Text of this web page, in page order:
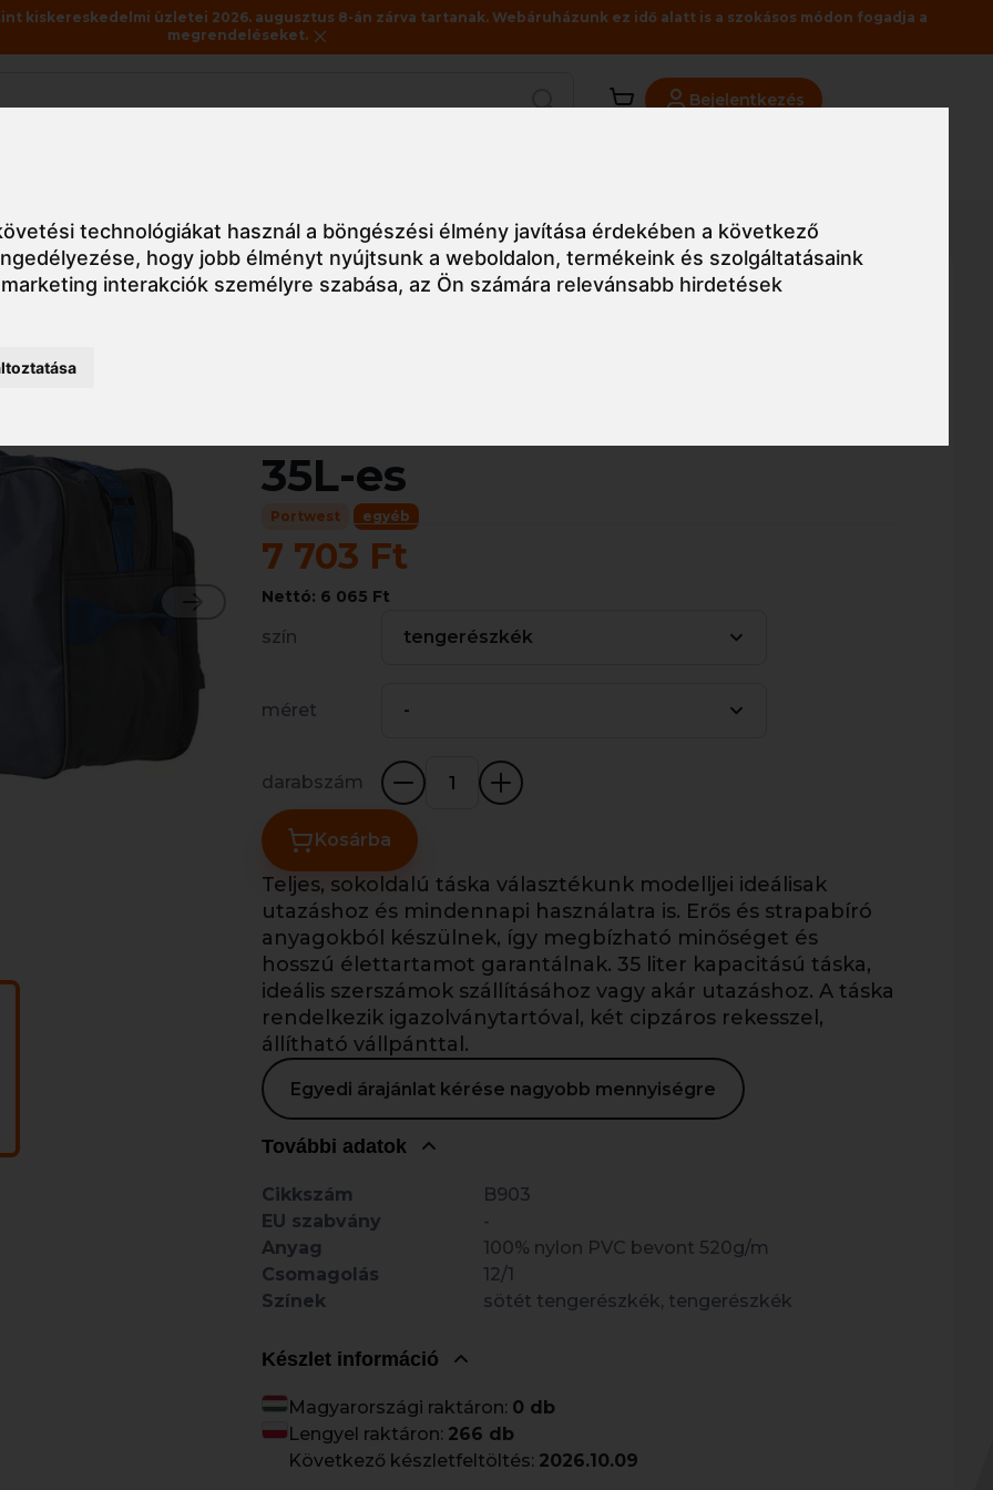
technológiákat használ a böngészési élmény javítása érdekében a következő
, hogy jobb élményt nyújtsunk a weboldalon,termékeink és szolgáltatásaink
interakciók személyre szabása,az Ön számára relevánsabb hirdetések
kiskereskedelmi üzletei 2026. augusztus 8-án zárva tartanak. Webáruházunk ez idő alatt is a szokásos módon fogadja a
megrendeléseket.
Bejelentkezés
35L-es
Portwest egyéb
7 703 Ft
Nettó: 6 065 Ft
szín tengerészkék
méret -
darabszám
Kosárba
Teljes, sokoldalú táska választékunk modelljei ideálisak
utazáshoz és mindennapi használatra is. Erős és strapabíró
anyagokból készülnek, így megbízható minőséget és
hosszú élettartamot garantálnak. 35 liter kapacitású táska,
ideális szerszámok szállításához vagy akár utazáshoz. A táska
rendelkezik igazolványtartóval, két cipzáros rekesszel,
állítható vállpánttal.
Egyedi árajánlat kérése nagyobb mennyiségre
További adatok
Cikkszám
B903
EU szabvány
-
Anyag
100% nylon PVC bevont 520g/m
Csomagolás
12/1
Színek
sötét tengerészkék, tengerészkék
Készlet információ
Magyarországi raktáron: 0 db
Lengyel raktáron: 266 db
Következő készletfeltöltés: 2026.10.09